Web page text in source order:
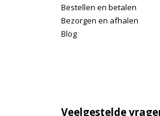
Bestellen en betalen
Bezorgen en afhalen
Blog
Veelgestelde